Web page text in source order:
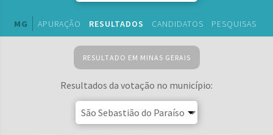
MG APURAÇÃO RESULTADOS CANDIDATOS PESQUISAS
RESULTADO EM MINAS GERAIS
Resultados da votação no município: